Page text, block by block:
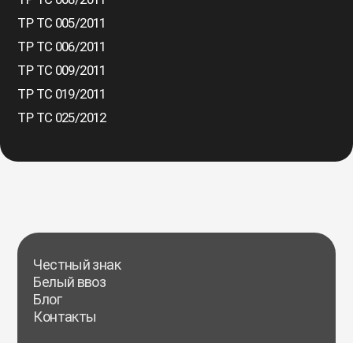
ТР ТС 005/2011
ТР ТС 006/2011
ТР ТС 009/2011
ТР ТС 019/2011
ТР ТС 025/2012
Честный знак
Белый ввоз
Блог
Контакты